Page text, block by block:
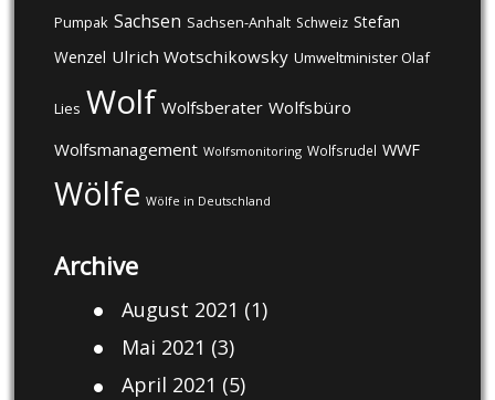
Pumpak Sachsen Sachsen-Anhalt Schweiz Stefan
Wenzel Ulrich Wotschikowsky Umweltminister Olaf
Lies Wolf Wolfsberater Wolfsbüro
Wolfsmanagement Wolfsmonitoring Wolfsrudel WWF
Wölfe Wölfe in Deutschland
Archive
August 2021 (1)
Mai 2021 (3)
April 2021 (5)